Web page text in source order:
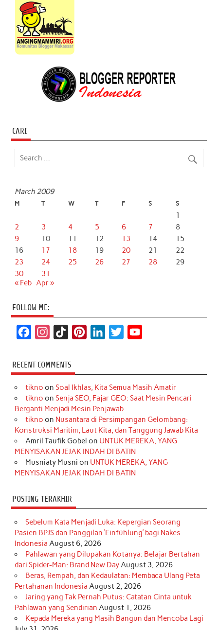
CARI
March 2009
M T W T F S S
1
2
3 4 5 6 7
8
9
10 11 12 13 14
15
16
17 18 19 20 21
22
23
24 25 26 27 28
29
30
31
« Feb Apr »
FOLLOW ME:
c
e
b
o
k
s
t
a
r
a
m
k
T
o
k
t
e
e
s
t
k
e
d
I
n
t
t
r
T
u
e
RECENT COMMENTS
tikno on Soal Ikhlas, Kita Semua Masih Amatir
tikno on Senja SEO, Fajar GEO: Saat Mesin Pencari
Berganti Menjadi Mesin Penjawab
tikno on Nusantara di Persimpangan Gelombang:
Konstruksi Maritim, Laut Kita, dan Tanggung Jawab Kita
Amril Taufik Gobel on UNTUK MEREKA, YANG
MENYISAKAN JEJAK INDAH DI BATIN
Musniaty Musni on UNTUK MEREKA, YANG
MENYISAKAN JEJAK INDAH DI BATIN
POSTING TERAKHIR
Sebelum Kata Menjadi Luka: Kepergian Seorang
Pasien BPJS dan Panggilan ‘Einfühlung’ bagi Nakes
Indonesia August 6, 2026
Pahlawan yang Dilupakan Kotanya: Belajar Bertahan
dari Spider-Man: Brand New Day August 3, 2026
Beras, Rempah, dan Kedaulatan: Membaca Ulang Peta
Pertahanan Indonesia August 2, 2026
Jaring yang Tak Pernah Putus: Catatan Cinta untuk
Pahlawan yang Sendirian August 1, 2026
Kepada Mereka yang Masih Bangun dan Mencoba Lagi